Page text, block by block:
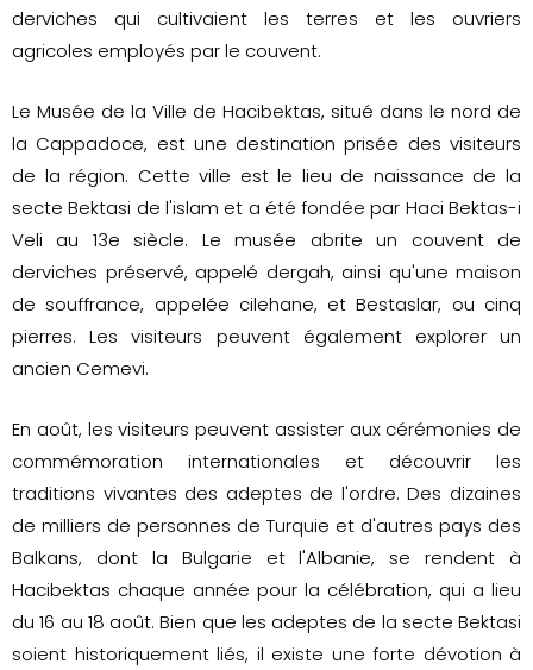
derviches qui cultivaient les terres et les ouvriers
agricoles employés par le couvent.
Le Musée de la Ville de Hacibektas, situé dans le nord de
la Cappadoce, est une destination prisée des visiteurs
de la région. Cette ville est le lieu de naissance de la
secte Bektasi de l'islam et a été fondée par Haci Bektas-i
Veli au 13e siècle. Le musée abrite un couvent de
derviches préservé, appelé dergah, ainsi qu'une maison
de souffrance, appelée cilehane, et Bestaslar, ou cinq
pierres. Les visiteurs peuvent également explorer un
ancien Cemevi.
En août, les visiteurs peuvent assister aux cérémonies de
commémoration internationales et découvrir les
traditions vivantes des adeptes de l'ordre. Des dizaines
de milliers de personnes de Turquie et d'autres pays des
Balkans, dont la Bulgarie et l'Albanie, se rendent à
Hacibektas chaque année pour la célébration, qui a lieu
du 16 au 18 août. Bien que les adeptes de la secte Bektasi
soient historiquement liés, il existe une forte dévotion à